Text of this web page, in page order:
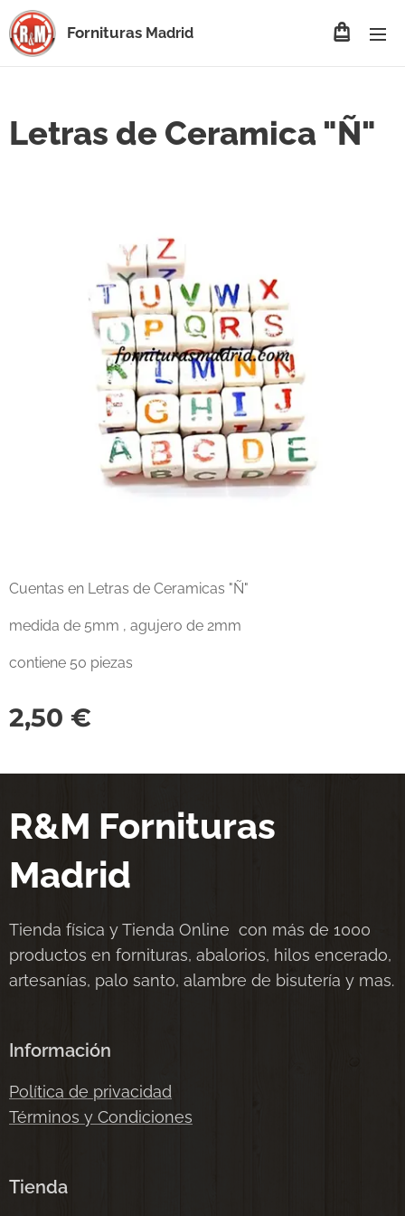
Fornituras Madrid
Letras de Ceramica "Ñ"
Cuentas en Letras de Ceramicas "Ñ"
medida de 5mm , agujero de 2mm
contiene 50 piezas
2,50 €
R&M Fornituras
Madrid
Tienda física y Tienda Online con más de 1000
productos en fornituras, abalorios, hilos encerado,
artesanías, palo santo, alambre de bisutería y mas.
Información
Política de privacidad
Términos y Condiciones
Tienda